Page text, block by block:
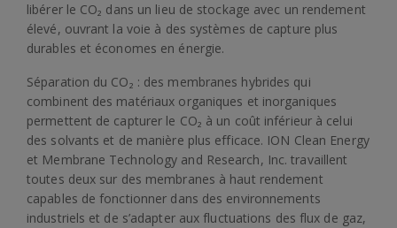
libérer le CO₂ dans un lieu de stockage avec un rendement
élevé, ouvrant la voie à des systèmes de capture plus
durables et économes en énergie.
Séparation du CO₂ : des membranes hybrides qui
combinent des matériaux organiques et inorganiques
permettent de capturer le CO₂ à un coût inférieur à celui
des solvants et de manière plus efficace. ION Clean Energy
et Membrane Technology and Research, Inc. travaillent
toutes deux sur des membranes à haut rendement
capables de fonctionner dans des environnements
industriels et de s’adapter aux fluctuations des flux de gaz,